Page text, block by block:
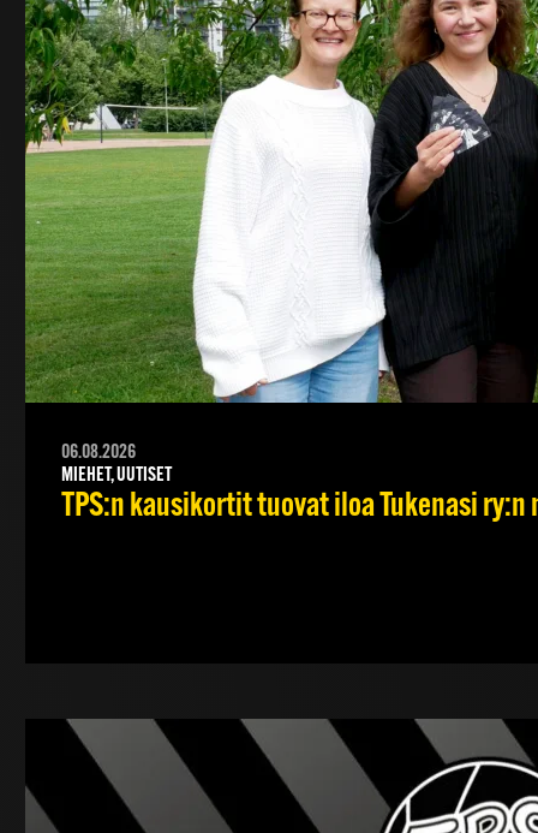
06.08.2026
MIEHET, UUTISET
TPS:n kausikortit tuovat iloa Tukenasi